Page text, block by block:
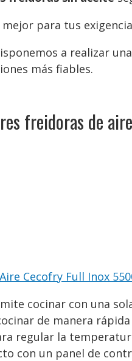
para tus
a realizar
más fiables.
freidoras de
Cecofry Full Inox
cocinar con una
de manera
regular la
con un panel de